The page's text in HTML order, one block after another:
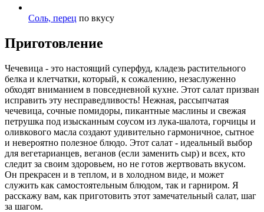
Соль, перец по вкусу
Приготовление
Чечевица - это настоящий суперфуд, кладезь растительного
белка и клетчатки, который, к сожалению, незаслуженно
обходят вниманием в повседневной кухне. Этот салат призван
исправить эту несправедливость! Нежная, рассыпчатая
чечевица, сочные помидоры, пикантные маслины и свежая
петрушка под изысканным соусом из лука-шалота, горчицы и
оливкового масла создают удивительно гармоничное, сытное
и невероятно полезное блюдо. Этот салат - идеальный выбор
для вегетарианцев, веганов (если заменить сыр) и всех, кто
следит за своим здоровьем, но не готов жертвовать вкусом.
Он прекрасен и в теплом, и в холодном виде, и может
служить как самостоятельным блюдом, так и гарниром. Я
расскажу вам, как приготовить этот замечательный салат, шаг
за шагом.